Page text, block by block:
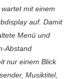
mit einem
auf. Damit
Menü und
Abstand
nur einem Blick
Musiktitel,